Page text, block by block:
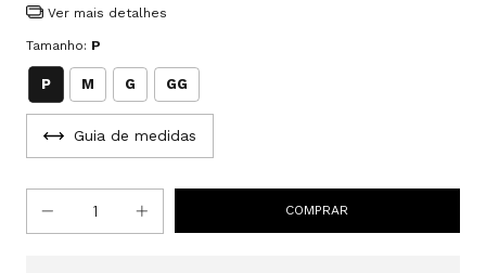
Ver mais detalhes
Tamanho: P
P M G GG
Guia de medidas